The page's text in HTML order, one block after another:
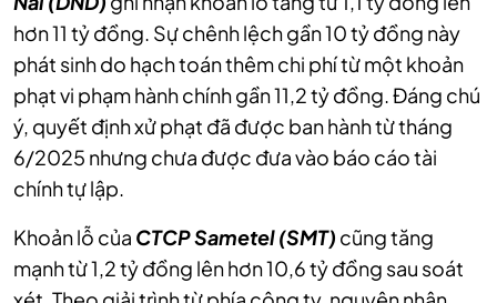
hơn 11 tỷ đồng. Sự chênh lệch gần 10 tỷ đồng này
phát sinh do hạch toán thêm chi phí từ một khoản
phạt vi phạm hành chính gần 11,2 tỷ đồng. Đáng chú
ý, quyết định xử phạt đã được ban hành từ tháng
6/2025 nhưng chưa được đưa vào báo cáo tài
cũng tăng
mạnh từ 1,2 tỷ đồng lên hơn 10,6 tỷ đồng sau soát